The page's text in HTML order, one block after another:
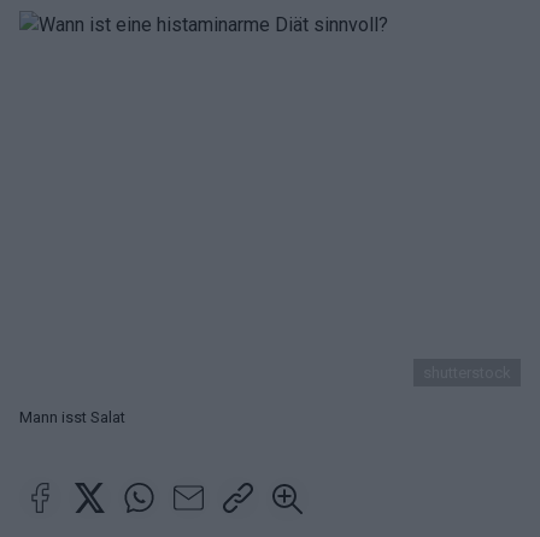
Mann isst Salat